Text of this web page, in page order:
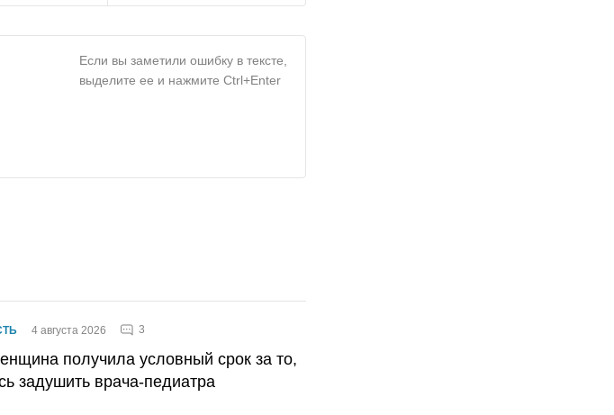
Если вы заметили ошибку в тексте,
выделите ее и нажмите Ctrl+Enter
4 августа 2026 3
получила условный срок за то,
задушить врача-педиатра